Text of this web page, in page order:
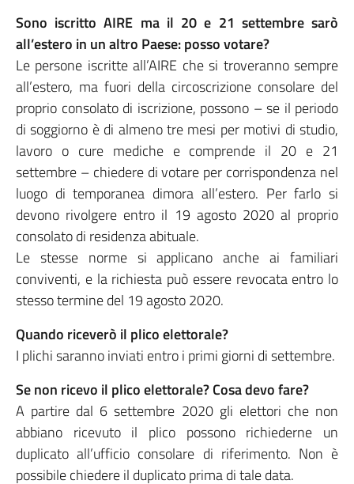
Sono iscritto AIRE ma il 20 e 21 settembre sarò
all’estero in un altro Paese: posso votare?
Le persone iscritte all’AIRE che si troveranno sempre
all’estero, ma fuori della circoscrizione consolare del
proprio consolato di iscrizione, possono – se il periodo
di soggiorno è di almeno tre mesi per motivi di studio,
lavoro o cure mediche e comprende il 20 e 21
settembre – chiedere di votare per corrispondenza nel
luogo di temporanea dimora all’estero. Per farlo si
devono rivolgere entro il 19 agosto 2020 al proprio
consolato di residenza abituale.
Le stesse norme si applicano anche ai familiari
conviventi, e la richiesta può essere revocata entro lo
stesso termine del 19 agosto 2020.
Quando riceverò il plico elettorale?
I plichi saranno inviati entro i primi giorni di settembre.
Se non ricevo il plico elettorale? Cosa devo fare?
A partire dal 6 settembre 2020 gli elettori che non
abbiano ricevuto il plico possono richiederne un
duplicato all’ufficio consolare di riferimento. Non è
possibile chiedere il duplicato prima di tale data.